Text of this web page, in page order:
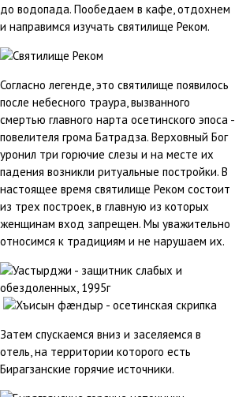
до водопада. Пообедаем в кафе, отдохнем
и направимся изучать святилище Реком.
Согласно легенде, это святилище появилось
после небесного траура, вызванного
смертью главного нарта осетинского эпоса -
повелителя грома Батрадза. Верховный Бог
уронил три горючие слезы и на месте их
падения возникли ритуальные постройки. В
настоящее время святилище Реком состоит
из трех построек, в главную из которых
женщинам вход запрещен. Мы уважительно
относимся к традициям и не нарушаем их.
Затем спускаемся вниз и заселяемся в
отель, на территории которого есть
Бирагзанские горячие источники.